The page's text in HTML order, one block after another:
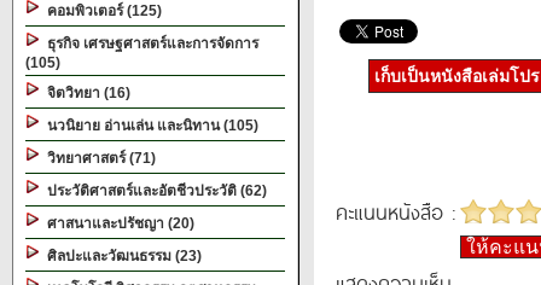
คอมพิวเตอร์ (125)
ธุรกิจ เศรษฐศาสตร์และการจัดการ
(105)
จิตวิทยา (16)
นวนิยาย อ่านเล่น และนิทาน (105)
วิทยาศาสตร์ (71)
ประวัติศาสตร์และอัตชีวประวัติ (62)
ศาสนาและปรัชญา (20)
ศิลปะและวัฒนธรรม (23)
เก็บเป็นหนังสือเล่มโป
คะแนนหนังสือ :
ให้คะแ